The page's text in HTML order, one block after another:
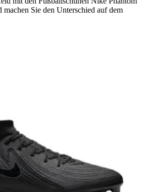
Sie den Unterschied auf dem